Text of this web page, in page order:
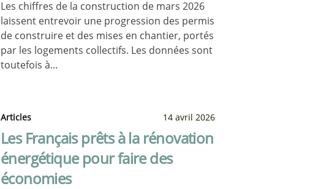
Les chiffres de la construction de mars 2026
laissent entrevoir une progression des permis
de construire et des mises en chantier, portés
par les logements collectifs. Les données sont
toutefois à...
Articles 14 avril 2026
Les Français prêts à la rénovation
énergétique pour faire des
économies